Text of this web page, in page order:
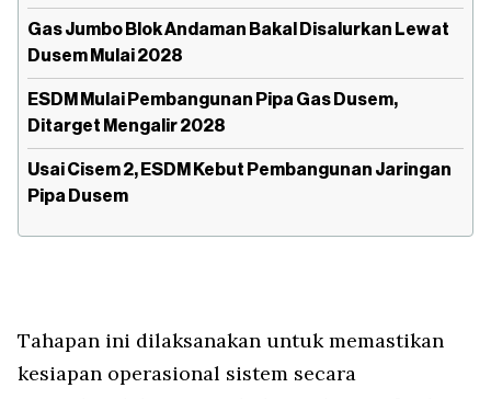
Gas Jumbo Blok Andaman Bakal Disalurkan Lewat
Dusem Mulai 2028
ESDM Mulai Pembangunan Pipa Gas Dusem,
Ditarget Mengalir 2028
Usai Cisem 2, ESDM Kebut Pembangunan Jaringan
Pipa Dusem
Tahapan ini dilaksanakan untuk memastikan
kesiapan operasional sistem secara